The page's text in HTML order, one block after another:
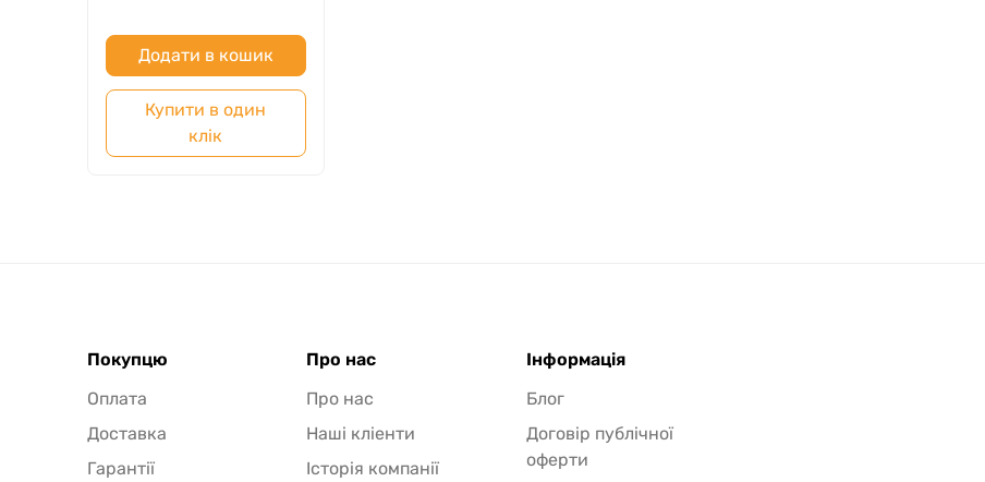
Додати в кошик
Купити в один
клік
Покупцю
Оплата
Доставка
Гарантії
Про нас
Про нас
Наші кліенти
Історія компанії
Інформація
Блог
Договір публічної
оферти